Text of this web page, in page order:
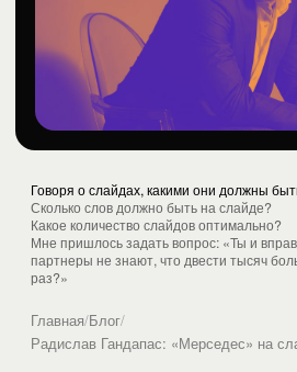
Говоря о слайдах, какими они должны
Сколько слов должно быть на слайде?
Какое количество слайдов оптимально?
Мне пришлось задать вопрос: «Ты и
партнеры не знают, что двести тысяч
раз?»
Главная/Блог/
Радислав Гандапас: «Мерседес» на